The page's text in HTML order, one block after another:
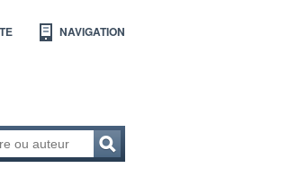
NAVIGATION